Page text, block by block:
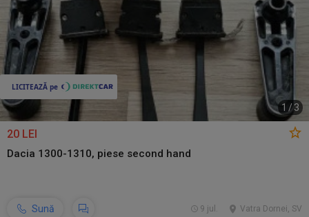
1 /3
20 LEI
Dacia 1300-1310, piese second hand
Sună Vatra Dornei, SV
9 jul.